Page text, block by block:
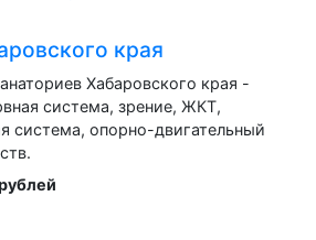
края
Хабаровского края -
система, зрение, ЖКТ,
система, опорно-двигательный